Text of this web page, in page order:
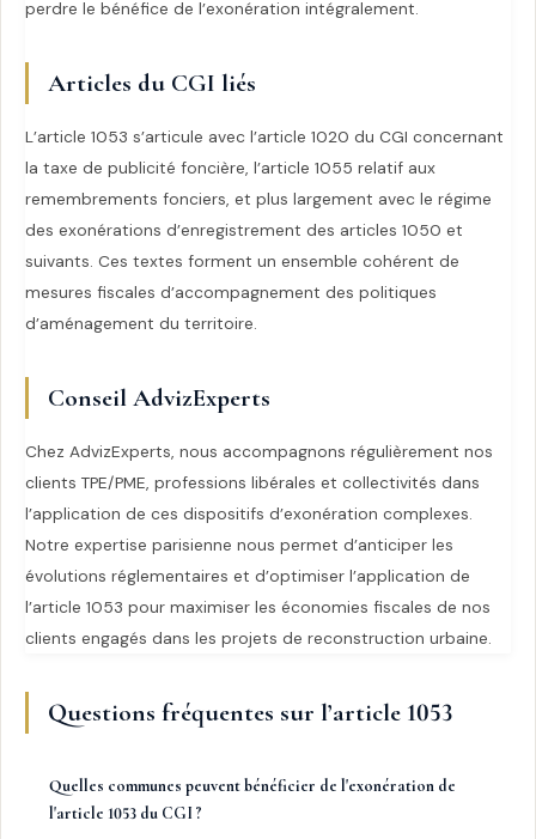
perdre le bénéfice de l’exonération intégralement.
Articles du CGI liés
L’article 1053 s’articule avec l’article 1020 du CGI concernant
la taxe de publicité foncière, l’article 1055 relatif aux
remembrements fonciers, et plus largement avec le régime
des exonérations d’enregistrement des articles 1050 et
suivants. Ces textes forment un ensemble cohérent de
mesures fiscales d’accompagnement des politiques
d’aménagement du territoire.
Conseil AdvizExperts
Chez AdvizExperts, nous accompagnons régulièrement nos
clients TPE/PME, professions libérales et collectivités dans
l’application de ces dispositifs d’exonération complexes.
Notre expertise parisienne nous permet d’anticiper les
évolutions réglementaires et d’optimiser l’application de
l’article 1053 pour maximiser les économies fiscales de nos
clients engagés dans les projets de reconstruction urbaine.
Questions fréquentes sur l’article 1053
Quelles communes peuvent bénéficier de l'exonération de
l'article 1053 du CGI ?